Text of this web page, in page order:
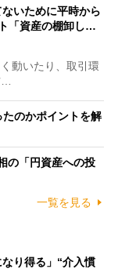
ないために平時から
「資産の棚卸し…
動いたり、取引環
のかポイントを解
の「円資産への投
一覧を見る
なり得る」“介入慣